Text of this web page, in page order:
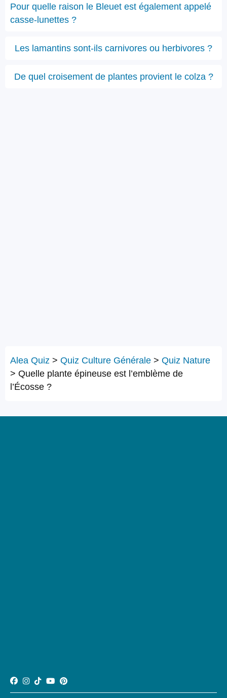
Pour quelle raison le Bleuet est également appelé
casse-lunettes ?
Les lamantins sont-ils carnivores ou herbivores ?
De quel croisement de plantes provient le colza ?
Alea Quiz > Quiz Culture Générale > Quiz Nature
> Quelle plante épineuse est l’emblème de
l’Écosse ?